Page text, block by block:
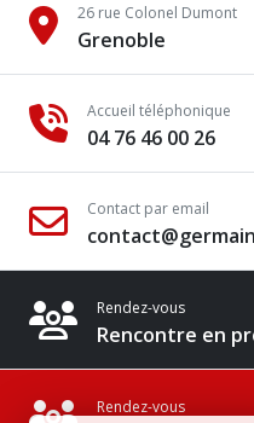
26 rue Colonel Dumont
Grenoble
Accueil téléphonique
04 76 46 00 26
Contact par email
Rendez-vous
Rencontre en
Rendez-vous